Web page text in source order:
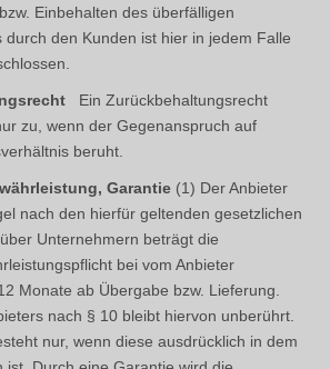
Einbehalten des überfälligen
durch den Kunden ist hier in jedem Falle
Ein Zurückbehaltungsrecht
zu, wenn der Gegenanspruch auf
beruht.
Garantie (1) Der Anbieter
nach den hierfür geltenden gesetzlichen
Unternehmern beträgt die
bei vom Anbieter
Monate ab Übergabe bzw. Lieferung.
nach § 10 bleibt hiervon unberührt.
nur, wenn diese ausdrücklich in dem